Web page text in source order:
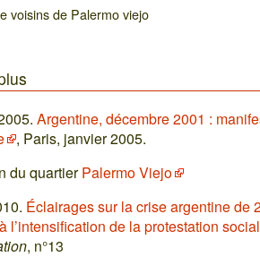
voisins de Palermo viejo
Argentine, décembre 2001 :
, Paris, janvier 2005.
du quartierPalermo Viejo
Éclairages sur la crise argentine de
l’intensification de la protestation
, n°13